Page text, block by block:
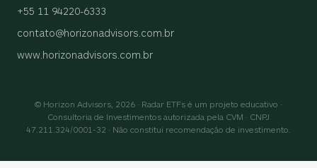
+55 11 94220-6333
contato@horizonadvisors.com.br
www.horizonadvisors.com.br
© Horizon Advisors, 2026 · Radar ETFs é um projeto educativo ·
Consultoria de Investimentos autorizada pela CVM · CNPJ
47.211.324/0001-32 · Não constitui recomendação de investimento.